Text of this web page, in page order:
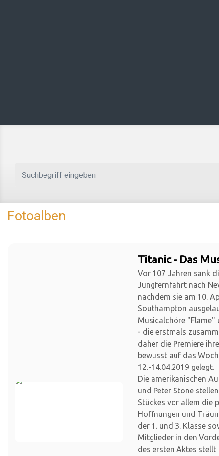
Fotoalben
Titanic - Das
Vor 107 Jahren sank
Jungfernfahrt nach
nachdem sie am 10.
Southampton
Musicalchöre "Flame"
- die erstmals
daher die Premiere
bewusst auf das
12.-14.04.2019 gelegt.
Die amerikanischen
und Peter Stone
Stückes vor allem die
Hoffnungen und
der 1. und 3. Klasse
Mitglieder in den
des ersten Aktes